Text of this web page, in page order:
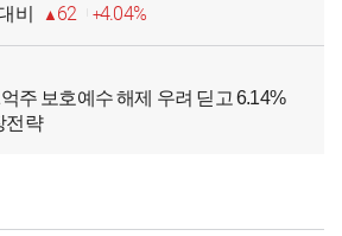
비 62 4.04%
주 보호예수 해제 우려 딛고 6.14%
전략